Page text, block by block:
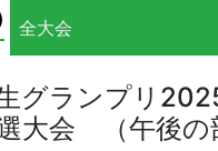
全大会
グランプリ
大会 （午後の